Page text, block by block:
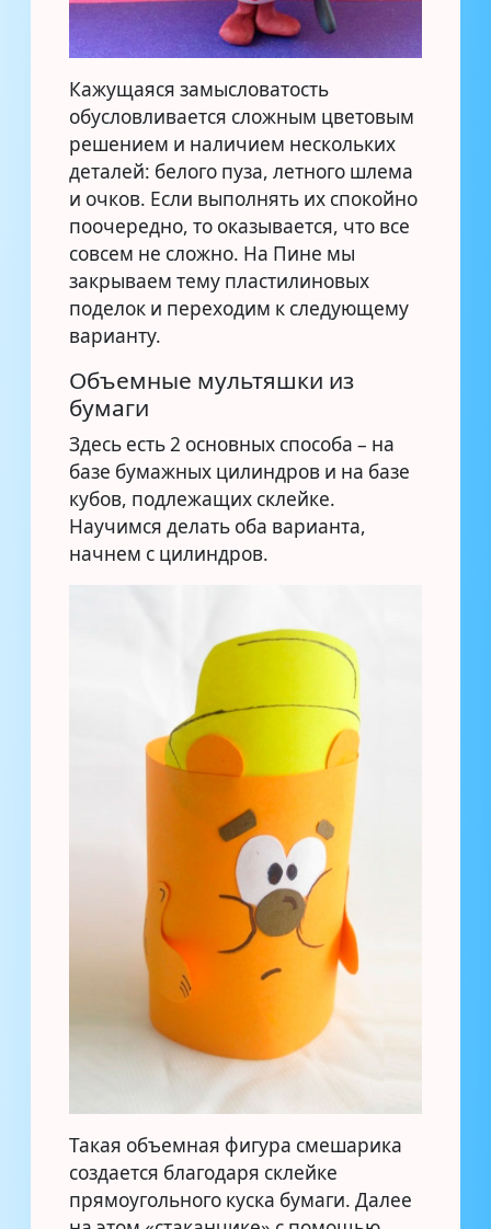
Кажущаяся замысловатость
обусловливается сложным цветовым
решением и наличием нескольких
деталей: белого пуза, летного шлема
и очков. Если выполнять их спокойно
поочередно, то оказывается, что все
совсем не сложно. На Пине мы
закрываем тему пластилиновых
поделок и переходим к следующему
варианту.
Объемные мультяшки из
бумаги
Здесь есть 2 основных способа – на
базе бумажных цилиндров и на базе
кубов, подлежащих склейке.
Научимся делать оба варианта,
начнем с цилиндров.
Такая объемная фигура смешарика
создается благодаря склейке
прямоугольного куска бумаги. Далее